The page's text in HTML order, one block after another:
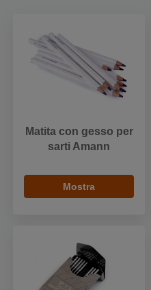
Matita con gesso per
sarti Amann
Mostra